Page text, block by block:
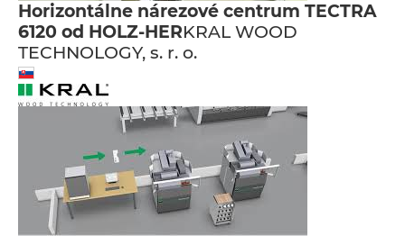
Horizontálne nárezové centrum TECTRA
6120 od HOLZ-HERKRAL WOOD
TECHNOLOGY, s. r. o.